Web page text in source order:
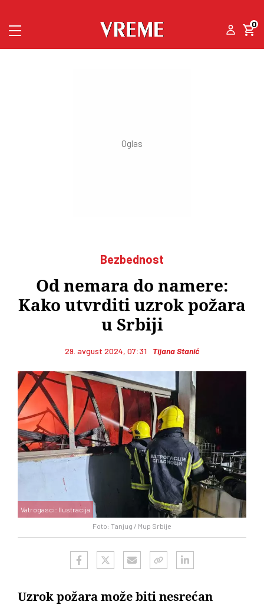
0
Bezbednost
Od nemara do namere:
Kako utvrditi uzrok požara
u Srbiji
29. avgust 2024, 07:31 Tijana Stanić
Foto: Tanjug / Mup Srbije
Vatrogasci: Ilustracija
Uzrok požara može biti nesrećan